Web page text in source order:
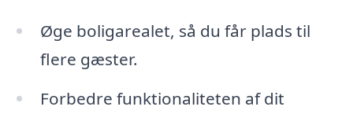
Øge boligarealet, så du får plads til
flere gæster.
Forbedre funktionaliteten af dit